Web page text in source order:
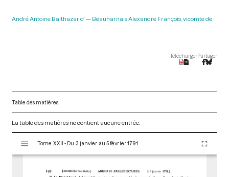
André Antoine Balthazar d' Beauharnais Alexandre François, vicomte de
TéléchargerPartager
Table des matières
La table des matières ne contient aucune entrée.
s
Tome XXII - Du 3 janvier au 5 février 1791